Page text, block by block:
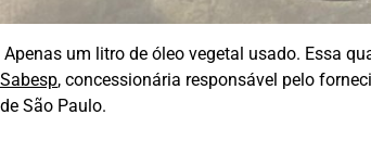
Apenas um litro de óleo vegetal usado. Essa
Sabesp, concessionária responsável pelo
de São Paulo.